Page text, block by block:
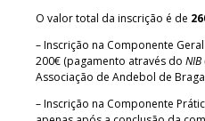
O valor total da inscrição é de
– Inscrição na Componente
200€ (pagamento através do
Associação de Andebol de
– Inscrição na Componente